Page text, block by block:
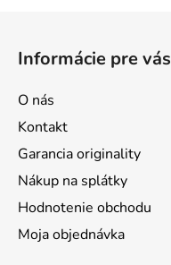
Informácie pre vás
O nás
Kontakt
Garancia originality
Nákup na splátky
Hodnotenie obchodu
Moja objednávka